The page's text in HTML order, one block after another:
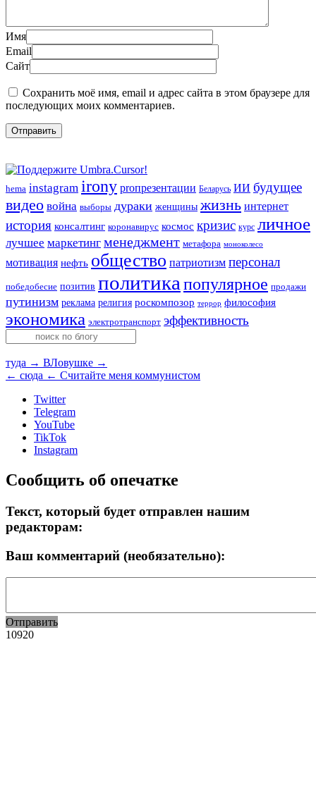
Имя
Email
Сайт
Сохранить моё имя, email и адрес сайта в этом браузере для
последующих моих комментариев.
hema instagram irony proпрезентации Беларусь ИИ будущее
видео война выборы дураки женщины жизнь интернет
история консалтинг коронавирус космос кризис курс личное
лучшее маркетинг менеджмент метафора моноколесо
мотивация нефть общество патриотизм персонал
победобесие позитив политика популярное продажи
путинизм реклама религия роскомпозор террор философия
экономика электротранспорт эффективность
туда → ВЛовушке →
← сюда ← Считайте меня коммунистом
Twitter
Telegram
YouTube
TikTok
Instagram
Сообщить об опечатке
Текст, который будет отправлен нашим
редакторам:
Ваш комментарий (необязательно):
Отправить
10920